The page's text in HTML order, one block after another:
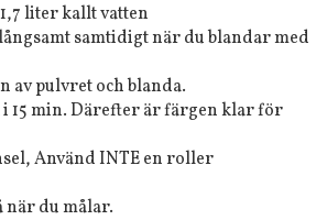
liter kallt vatten
samtidigt när du blandar med
av pulvret och blanda.
15 min. Därefter är färgen klar för
Använd INTE en roller
när du målar.